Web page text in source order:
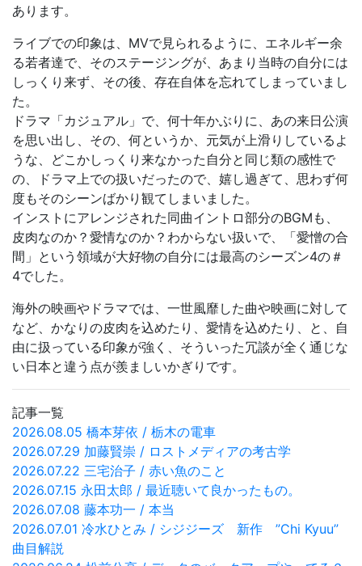
あります。
ライブでの印象は、MVで見られるように、エネルギー余
る若者達で、そのステージングが、あまり当時の自分には
しっくり来ず、その後、存在自体を忘れてしまっていまし
た。
ドラマ「カジュアル」で、何十年かぶりに、あの来日公演
を思い出し、その、何というか、元気が上滑りしているよ
うな、どこかしっくり来なかった自分と同じ類の感性で
の、ドラマ上での扱いだったので、嬉し過ぎて、思わず何
度もそのシーンばかり観てしまいました。
インストにアレンジされた同曲イントロ部分のBGMも、
皮肉なのか？愛情なのか？わからない扱いで、「愛憎の合
間」という領域が大好物の自分には最高のシーズン4の＃
4でした。
海外の映画やドラマでは、一世風靡した曲や映画に対して
など、かなりの皮肉を込めたり、愛情を込めたり、と、自
由に扱っている印象が強く、そういった冗談が全く通じな
い日本と違う点が羨ましいかぎりです。
記事一覧
2026.08.05 橋本芽依 / 栃木の電車
2026.07.29 加藤賢崇 / ロストメディアの考古学
2026.07.22 三宅治子 / 赤い魚のこと
2026.07.15 永田太郎 / 最近聴いて良かったもの。
2026.07.08 藤本功一 / 本当
2026.07.01 冷水ひとみ / シジジーズ 新作 ”Chi Kyuu”
曲目解説